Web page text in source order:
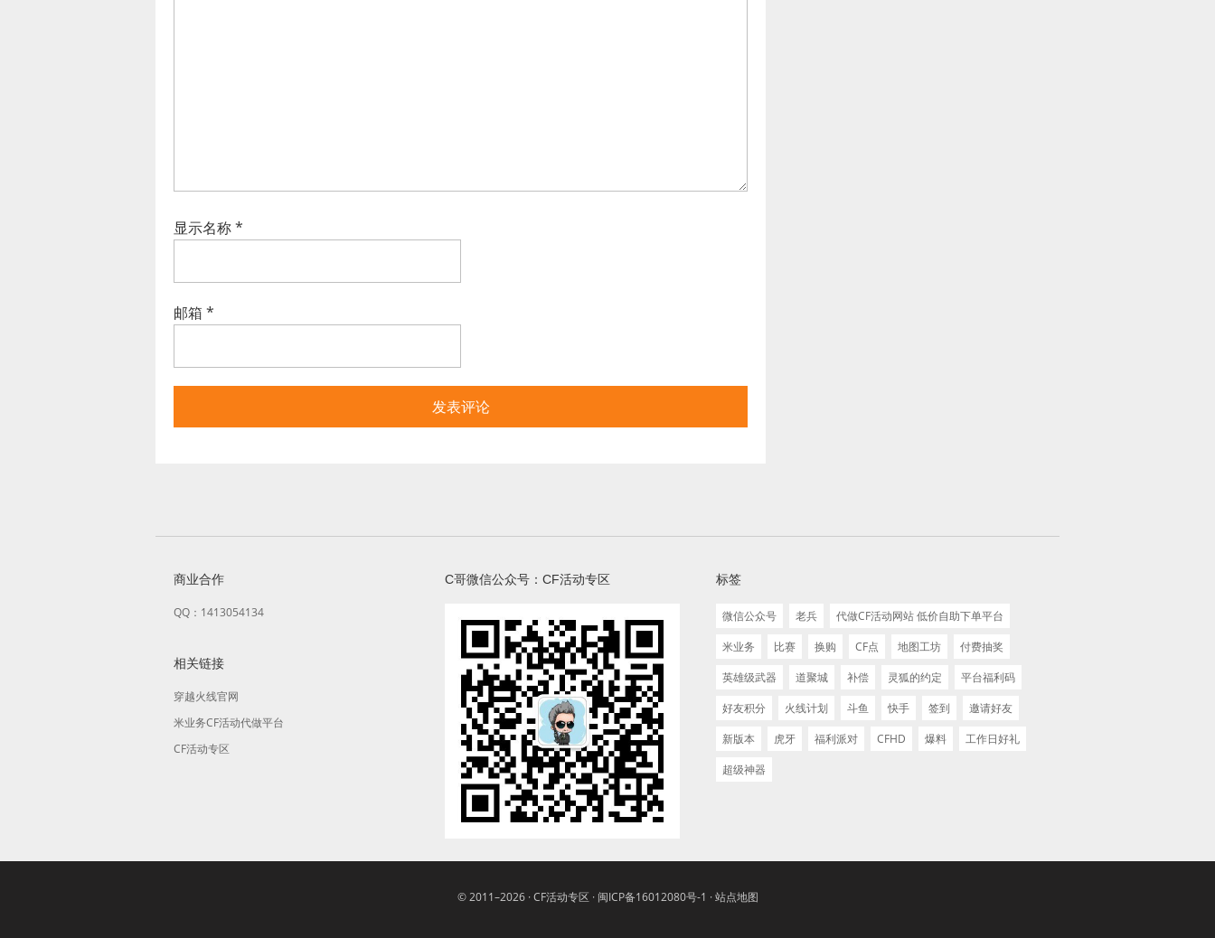
显示名称*
邮箱 *
商业合作
QQ：1413054134
相关链接
穿越火线官网
米业务CF活动代做平台
CF活动专区
C哥微信公众号：CF活动专区 标签
微信公众号 老兵
代做CF活动网站 低价自助下单平台
米业务
比赛 换购 CF点 地图工坊
付费抽奖
英雄级武器
道聚城 补偿 灵狐的约定
平台福利码
好友积分
火线计划 斗鱼 快手 签到
邀请好友
新版本
虎牙 福利派对 CFHD 爆料
工作日好礼
超级神器
© 2011–2026 ·CF活动专区 · 闽ICP备16012080号-1 ·站点地图